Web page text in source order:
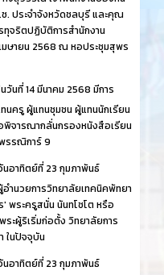
. ประจำจังหวัดชลบุรี และคุณ
ทุจริตปฏิบัติการสำนักงาน
มษายน 2568 ณ หอประชุมสุพร
นวันที่ 14 มีนาคม 2568 มีการ
นครู ผู้แทนชุมชน ผู้แทนนักเรียน
พิจารณากลั่นกรองหนังสือเรียน
รรณิการ์ 9
นอาทิตย์ที่ 23 กุมภาพันธ์
นวยการวิทยาลัยเทคนิคพัทยา
ระครูสนั่น นันทโชโต หรือ
ะผู้ริเริ่มก่อตั้ง วิทยาลัยการ
ในปัจจุบัน
นอาทิตย์ที่ 23 กุมภาพันธ์